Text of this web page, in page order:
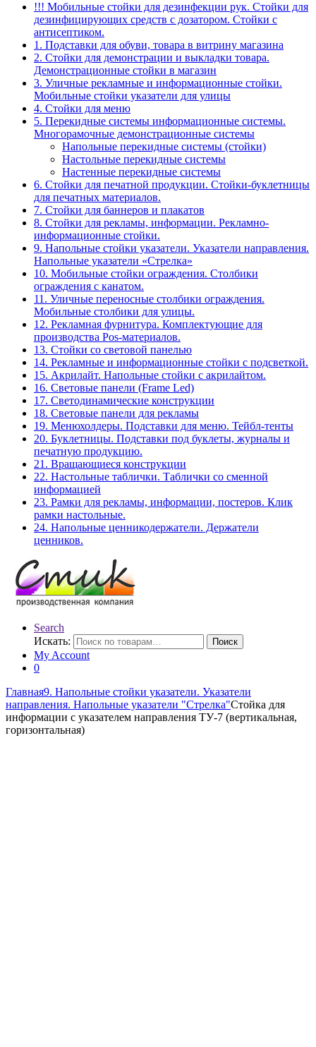
!!! Мобильные стойки для дезинфекции рук. Стойки для
дезинфицирующих средств с дозатором. Стойки с
антисептиком.
1. Подставки для обуви, товара в витрину магазина
2. Стойки для демонстрации и выкладки товара.
Демонстрационные стойки в магазин
3. Уличные рекламные и информационные стойки.
Мобильные стойки указатели для улицы
4. Стойки для меню
5. Перекидные системы информационные системы.
Многорамочные демонстрационные системы
Напольные перекидные системы (стойки)
Настольные перекидные системы
Настенные перекидные системы
6. Стойки для печатной продукции. Стойки-буклетницы
для печатных материалов.
7. Стойки для баннеров и плакатов
8. Стойки для рекламы, информации. Рекламно-
информационные стойки.
9. Напольные стойки указатели. Указатели направления.
Напольные указатели «Стрелка»
10. Мобильные стойки ограждения. Столбики
ограждения с канатом.
11. Уличные переносные столбики ограждения.
Мобильные столбики для улицы.
12. Рекламная фурнитура. Комплектующие для
производства Pos-материалов.
13. Стойки со световой панелью
14. Рекламные и информационные стойки с подсветкой.
15. Акрилайт. Напольные стойки с акрилайтом.
16. Световые панели (Frame Led)
17. Светодинамические конструкции
18. Световые панели для рекламы
19. Менюхолдеры. Подставки для меню. Тейбл-тенты
20. Буклетницы. Подставки под буклеты, журналы и
печатную продукцию.
21. Вращающиеся конструкции
22. Настольные таблички. Таблички со сменной
информацией
23. Рамки для рекламы, информации, постеров. Клик
рамки настольные.
24. Напольные ценникодержатели. Держатели
ценников.
Search
Искать:
Поиск
My Account
0
Главная9. Напольные стойки указатели. Указатели
направления. Напольные указатели "Стрелка"Стойка для
информации с указателем направления ТУ-7 (вертикальная,
горизонтальная)